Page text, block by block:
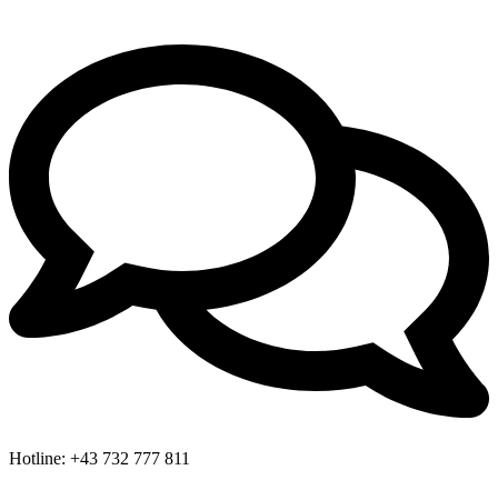
Hotline: +43 732 777 811